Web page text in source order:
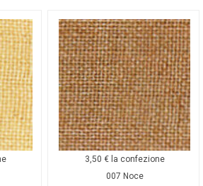
3,50 € la confezione
007 Noce